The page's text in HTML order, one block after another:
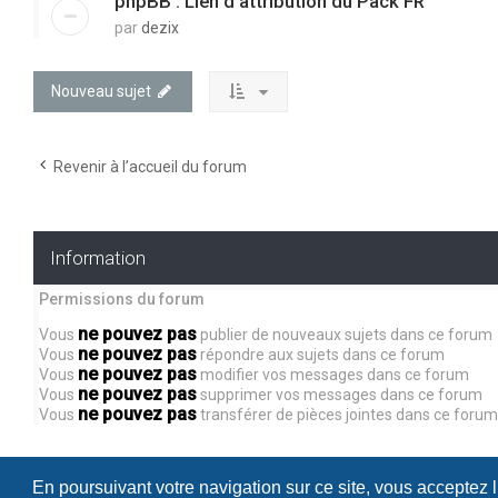
En poursuivant votre navigation sur ce site, vous
pardezix
Nouveau sujet
Revenir à l’accueil du forum
Information
Permissions du forum
Vous ne pouvez pas publier de nouveaux sujets dans ce forum
Vous ne pouvez pas répondre aux sujets dans ce forum
Vous ne pouvez pas modifier vos messages dans ce forum
Vous ne pouvez passupprimer vos messages dans ce forum
Vous ne pouvez pastransférer de pièces jointes dans ce forum
Accueil Forum-Debian.fr